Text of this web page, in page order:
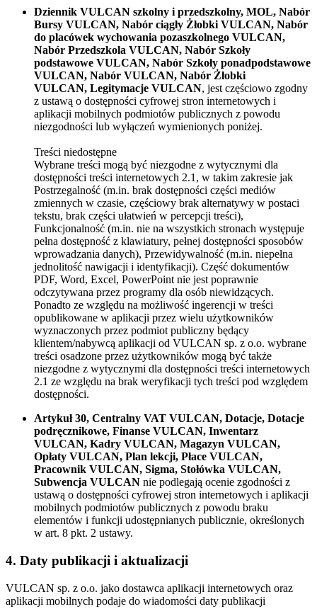
Dziennik VULCAN szkolny i przedszkolny, MOL, Nabór
Bursy VULCAN, Nabór ciągły Żłobki VULCAN, Nabór
do placówek wychowania pozaszkolnego VULCAN,
Nabór Przedszkola VULCAN, Nabór Szkoły
podstawowe VULCAN, Nabór Szkoły ponadpodstawowe
VULCAN, Nabór VULCAN, Nabór Żłobki
VULCAN, Legitymacje VULCAN, jest częściowo zgodny
z ustawą o dostępności cyfrowej stron internetowych i
aplikacji mobilnych podmiotów publicznych z powodu
niezgodności lub wyłączeń wymienionych poniżej.
Treści niedostępne
Wybrane treści mogą być niezgodne z wytycznymi dla
dostępności treści internetowych 2.1, w takim zakresie jak
Postrzegalność (m.in. brak dostępności części mediów
zmiennych w czasie, częściowy brak alternatywy w postaci
tekstu, brak części ułatwień w percepcji treści),
Funkcjonalność (m.in. nie na wszystkich stronach występuje
pełna dostępność z klawiatury, pełnej dostępności sposobów
wprowadzania danych), Przewidywalność (m.in. niepełna
jednolitość nawigacji i identyfikacji). Część dokumentów
PDF, Word, Excel, PowerPoint nie jest poprawnie
odczytywana przez programy dla osób niewidzących.
Ponadto ze względu na możliwość ingerencji w treści
opublikowane w aplikacji przez wielu użytkowników
wyznaczonych przez podmiot publiczny będący
klientem/nabywcą aplikacji od VULCAN sp. z o.o. wybrane
treści osadzone przez użytkowników mogą być także
niezgodne z wytycznymi dla dostępności treści internetowych
2.1 ze względu na brak weryfikacji tych treści pod względem
dostępności.
Artykuł 30, Centralny VAT VULCAN, Dotacje, Dotacje
podręcznikowe, Finanse VULCAN, Inwentarz
VULCAN, Kadry VULCAN, Magazyn VULCAN,
Opłaty VULCAN, Plan lekcji, Płace VULCAN,
Pracownik VULCAN, Sigma, Stołówka VULCAN,
Subwencja VULCAN nie podlegają ocenie zgodności z
ustawą o dostępności cyfrowej stron internetowych i aplikacji
mobilnych podmiotów publicznych z powodu braku
elementów i funkcji udostępnianych publicznie, określonych
w art. 8 pkt. 2 ustawy.
4. Daty publikacji i aktualizacji
VULCAN sp. z o.o. jako dostawca aplikacji internetowych oraz
aplikacji mobilnych podaje do wiadomości daty publikacji